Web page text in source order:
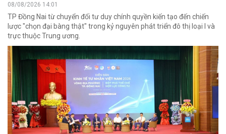
08/08/2026 14:01
TP Đồng Nai từ chuyển đổi tư duy chính quyền kiến tạo đến chiến
lược "chọn đại bàng thật" trong kỷ nguyên phát triển đô thị loại I và
trực thuộc Trung ương.